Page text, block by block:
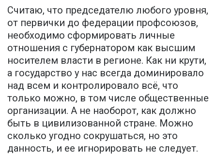
Считаю, что председателю любого уровня,
от первички до федерации профсоюзов,
необходимо сформировать личные
отношения с губернатором как высшим
носителем власти в регионе. Как ни крути,
а государство у нас всегда доминировало
над всем и контролировало всё, что
только можно, в том числе общественные
организации. А не наоборот, как должно
быть в цивилизованной стране. Можно
сколько угодно сокрушаться, но это
данность, и ее игнорировать не следует.